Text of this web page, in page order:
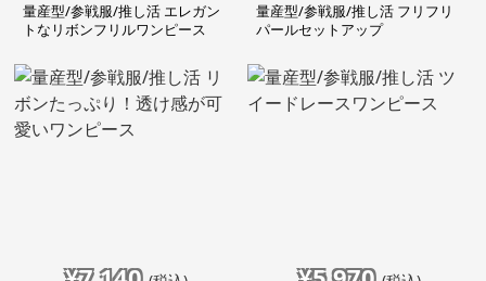
量産型/参戦服/推し活 エレガン
トなリボンフリルワンピース
量産型/参戦服/推し活 フリフリ
パールセットアップ